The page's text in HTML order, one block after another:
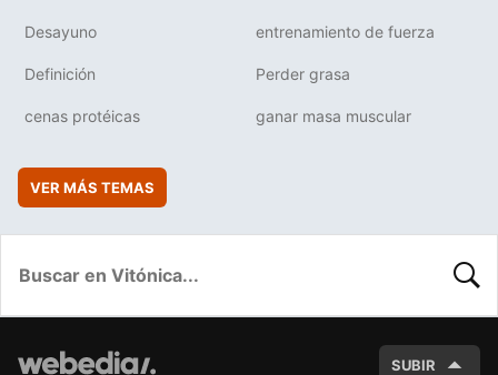
Desayuno entrenamiento de fuerza
Definición Perder grasa
cenas protéicas ganar masa muscular
VER MÁS TEMAS
SUBIR